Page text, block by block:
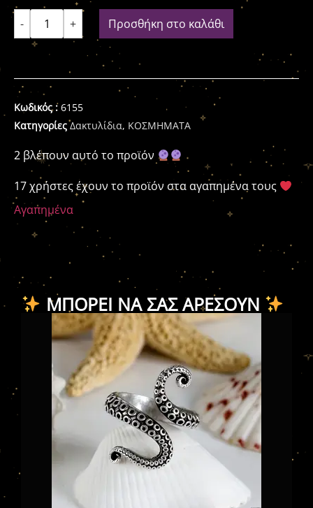
- + Προσθήκη στο καλάθι
Κωδικός : 6155
Κατηγορίες Δακτυλίδια, ΚΟΣΜΗΜΑΤΑ
2 βλέπουν αυτό το προϊόν
17 χρήστες έχουν το προϊόν στα αγαπημένα τους
Αγαπημένα
ΜΠΟΡΕΊ ΝΑ ΣΑΣ ΑΡΈΣΟΥΝ